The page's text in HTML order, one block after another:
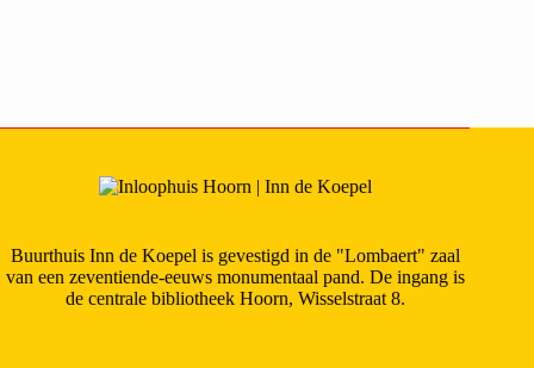
Buurthuis Inn de Koepel is gevestigd in de "Lombaert" zaal
van een zeventiende-eeuws monumentaal pand. De ingang is
de centrale bibliotheek Hoorn, Wisselstraat 8.